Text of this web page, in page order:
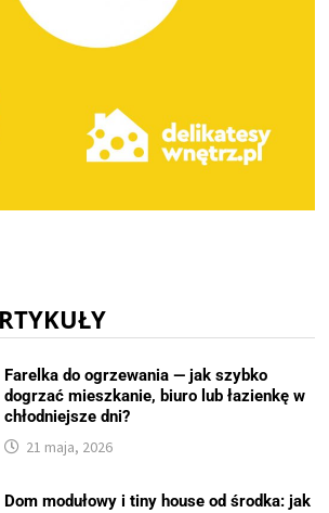
Farelka do ogrzewania — jak szybko
dogrzać mieszkanie, biuro lub łazienkę w
chłodniejsze dni?
21 maja, 2026
Dom modułowy i tiny house od środka: jak